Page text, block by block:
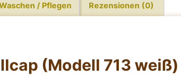
/ Pflegen Rezensionen (0)
(Modell 713 weiß)